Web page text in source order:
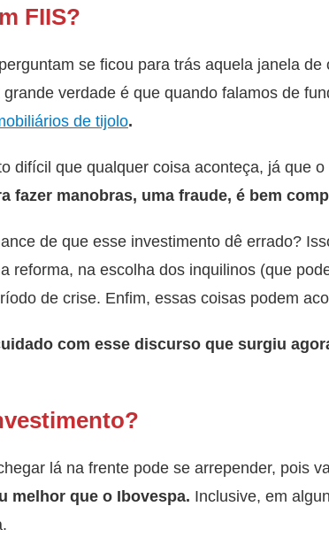
FIIS?
se ficou para trás aquela janela
verdade é que quando falamos de
de tijolo.
difícil que qualquer coisa aconteça, já que
fazer manobras, uma fraude, é bem
de que esse investimento dê errado?
reforma, na escolha dos inquilinos (que
de crise. Enfim, essas coisas podem
com esse discurso que surgiu
lá na frente pode se arrepender, pois
melhor que o Ibovespa. Inclusive, em